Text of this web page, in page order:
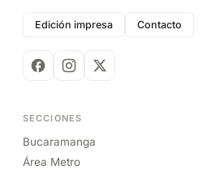
Edición impresa Contacto
SECCIONES
Bucaramanga
Área Metro